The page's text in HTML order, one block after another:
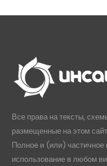
Все права на тексты,
размещенные на этом
Полное и (или) частичное
использование в любом